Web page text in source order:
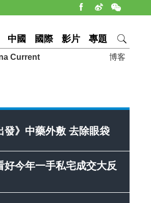
中國 國際 影片 專題
博客
Current
發》中藥外敷 去除眼袋
好今年一手私宅成交大反